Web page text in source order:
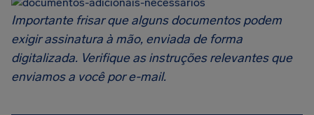
Importante frisar que alguns documentos podem
exigir assinatura à mão, enviada de forma
digitalizada. Verifique as instruções relevantes que
enviamos a você por e-mail.